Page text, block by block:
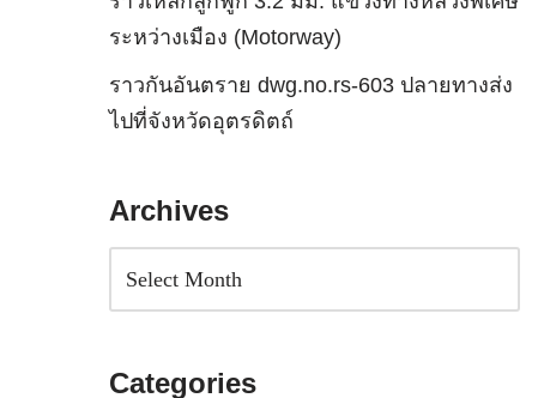
ระหว่างเมือง (Motorway)
ราวกันอันตราย dwg.no.rs-603 ปลายทางส่ง
ไปที่จังหวัดอุตรดิตถ์
Archives
Categories